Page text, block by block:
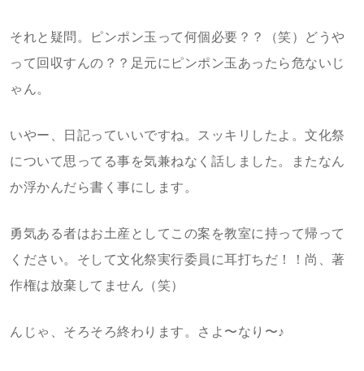
それと疑問。ピンポン玉って何個必要？？（笑）どうや
って回収すんの？？足元にピンポン玉あったら危ないじ
ゃん。
いやー、日記っていいですね。スッキリしたよ。文化祭
について思ってる事を気兼ねなく話しました。またなん
か浮かんだら書く事にします。
勇気ある者はお土産としてこの案を教室に持って帰って
ください。そして文化祭実行委員に耳打ちだ！！尚、著
作権は放棄してません（笑）
んじゃ、そろそろ終わります。さよ〜なり〜♪